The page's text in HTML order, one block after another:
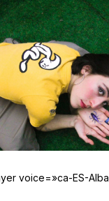
Cinema i
Festivals
Teatre
Internet
voice=»ca-ES-